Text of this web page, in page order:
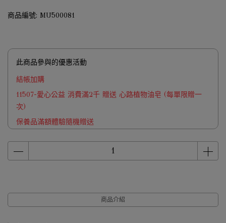
商品編號: MU500081
此商品參與的優惠活動
結帳加購
11507-愛心公益 消費滿2千 贈送 心路植物油皂 (每單限贈一
次)
保養品滿額體驗隨機贈送
商品介紹